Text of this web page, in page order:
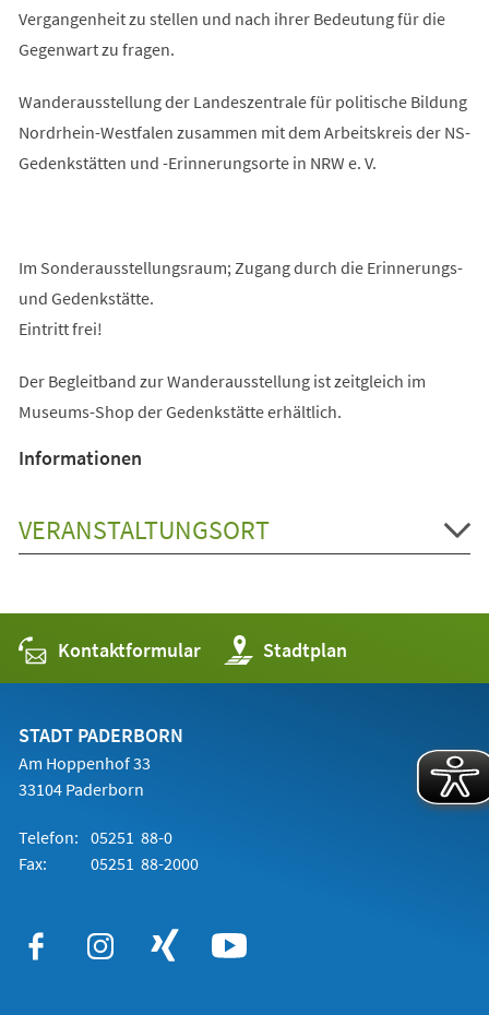
Vergangenheit zu stellen und nach ihrer Bedeutung für die
Gegenwart zu fragen.
Wanderausstellung der Landeszentrale für politische Bildung
Nordrhein-Westfalen zusammen mit dem Arbeitskreis der NS-
Gedenkstätten und -Erinnerungsorte in NRW e. V.
Im Sonderausstellungsraum; Zugang durch die Erinnerungs-
und Gedenkstätte.
Eintritt frei!
Der Begleitband zur Wanderausstellung ist zeitgleich im
Museums-Shop der Gedenkstätte erhältlich.
Informationen
VERANSTALTUNGSORT
Kontaktformular Stadtplan
(Öffnet
in
einem
STADT PADERBORN
Am Hoppenhof 33
33104 Paderborn
Telefon: 05251 88-0
Fax:
05251 88-2000